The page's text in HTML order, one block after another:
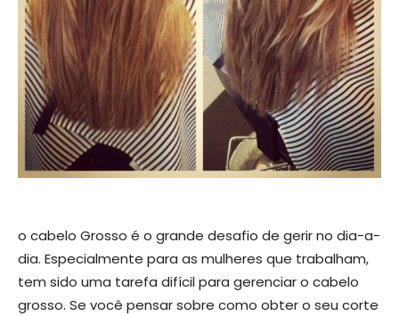
o cabelo Grosso é o grande desafio de gerir no dia-a-
dia. Especialmente para as mulheres que trabalham,
tem sido uma tarefa difícil para gerenciar o cabelo
grosso. Se você pensar sobre como obter o seu corte